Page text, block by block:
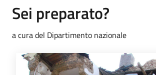
Sei preparato?
a cura del Dipartimento nazionale